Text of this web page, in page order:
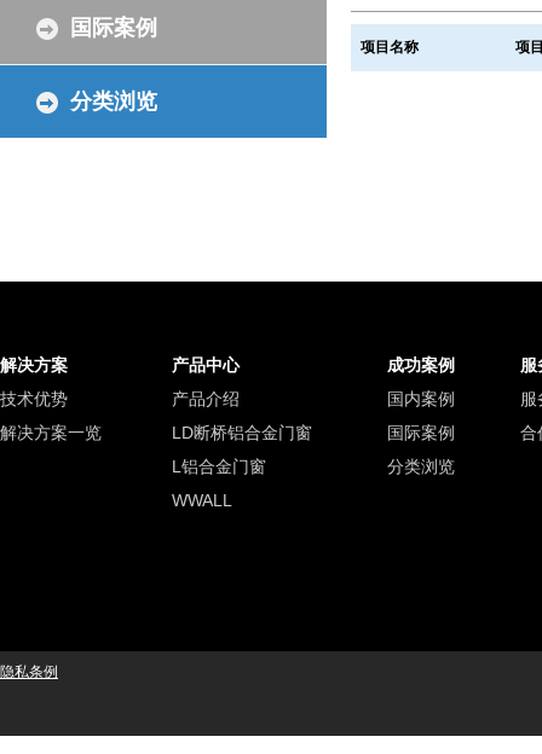
国际案例
分类浏览
项目名称 项
解决方案 产品中心 成功案例
服
技术优势
产品介绍 国内案例
服
解决方案一览
LD断桥铝合金门窗 国际案例
合
L铝合金门窗
分类浏览
WWALL
隐私条例